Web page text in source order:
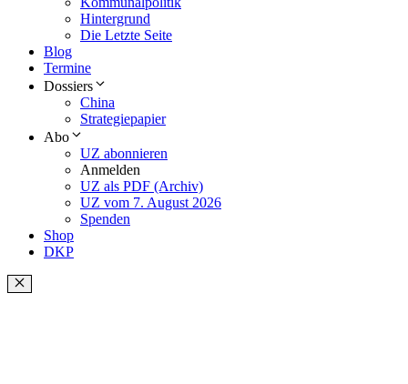
Hintergrund
Die Letzte Seite
Blog
Termine
Dossiers
China
Strategiepapier
Abo
UZ abonnieren
Anmelden
UZ als PDF (Archiv)
UZ vom 7. August 2026
Spenden
Shop
DKP
Schließen